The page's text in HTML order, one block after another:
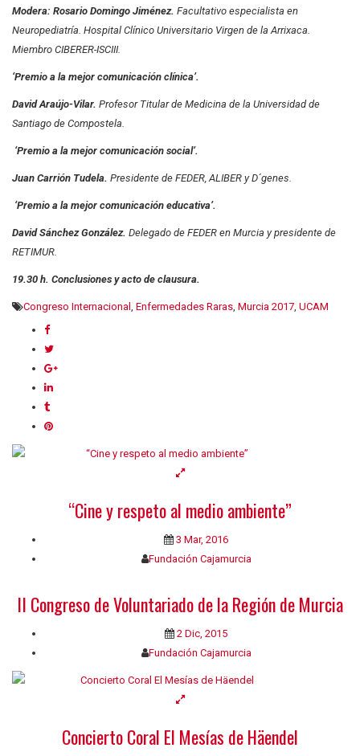
Modera: Rosario Domingo Jiménez. Facultativo especialista en
Neuropediatría. Hospital Clínico Universitario Virgen de la Arrixaca.
Miembro CIBERER-ISCIII.
‘Premio a la mejor comunicación clínica’.
David Araújo-Vilar. Profesor Titular de Medicina de la Universidad de
Santiago de Compostela.
‘Premio a la mejor comunicación social’.
Juan Carrión Tudela. Presidente de FEDER, ALIBER y D´genes.
‘Premio a la mejor comunicación educativa’.
David Sánchez González. Delegado de FEDER en Murcia y presidente de
RETIMUR.
19.30 h. Conclusiones y acto de clausura.
Congreso Internacional , Enfermedades Raras, Murcia 2017, UCAM
“Cine y respeto al medio ambiente”
3 Mar, 2016
Fundación Cajamurcia
II Congreso de Voluntariado de la Región de Murcia
2 Dic, 2015
Fundación Cajamurcia
Concierto Coral El Mesías de Häendel